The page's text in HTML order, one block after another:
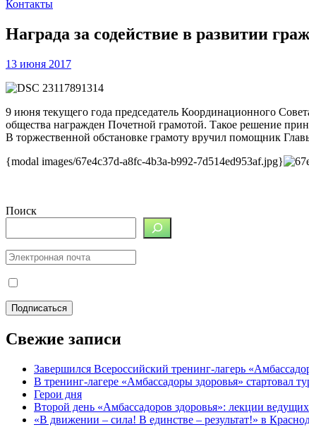
Контакты
Награда за содействие в развитии
13 июня 2017
9 июня текущего года председатель Координационного
общества награжден Почетной грамотой. Такое решение
В торжественной обстановке грамоту вручил помощник
{modal images/67e4c37d-a8fc-4b3a-b992-7d514ed953af.jpg}
Поиск
Свежие записи
Завершился Всероссийский тренинг-лагерь
В тренинг-лагере «Амбассадоры здоровья» стартовал
Герои дня
Второй день «Амбассадоров здоровья»: лекции ведущих
«В движении – сила! В единстве – результат!» в